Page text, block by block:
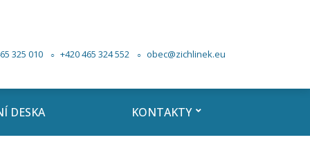
325 010 +420 465 324 552 obec@zichlinek.eu
DESKA KONTAKTY